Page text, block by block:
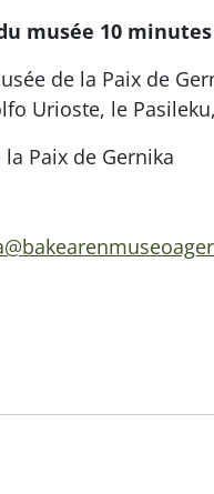
musée 10
de la Paix de
Urioste, le
Paix de Gernika